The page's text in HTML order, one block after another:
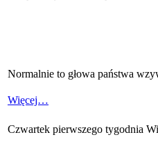
Normalnie to głowa państwa
Więcej…
Czwartek pierwszego tygodnia